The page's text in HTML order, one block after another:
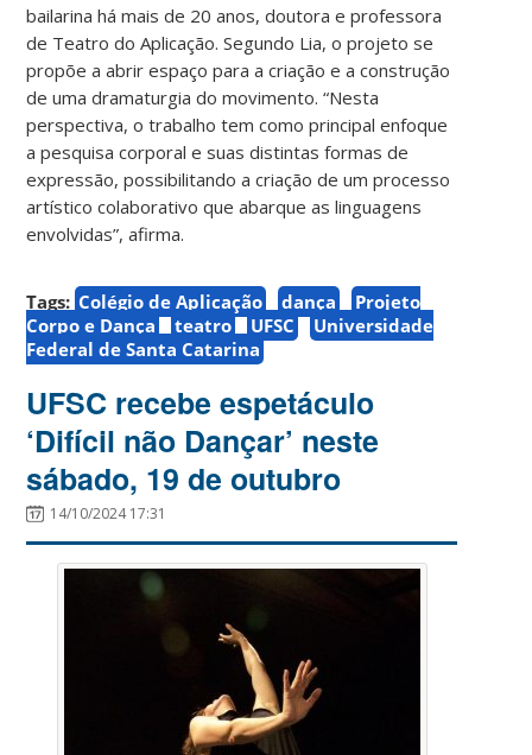
bailarina há mais de 20 anos, doutora e professora
de Teatro do Aplicação. Segundo Lia, o projeto se
propõe a abrir espaço para a criação e a construção
de uma dramaturgia do movimento. “Nesta
perspectiva, o trabalho tem como principal enfoque
a pesquisa corporal e suas distintas formas de
expressão, possibilitando a criação de um processo
artístico colaborativo que abarque as linguagens
envolvidas”, afirma.
Tags: Colégio de Aplicação dança
Projeto
Corpo e Dança
teatro UFSC
Universidade
Federal de Santa Catarina
UFSC recebe espetáculo
‘Difícil não Dançar’ neste
sábado, 19 de outubro
14/10/2024 17:31